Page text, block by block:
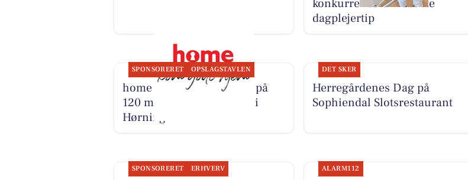
konkurrence om bedste
dagplejertip
SPONSORERET OPSLAGSTAVLEN
home Skanderborg byder på
120 m² villa på Kildevej 9 i
Hørning
DET SKER
Herregårdenes Dag på
Sophiendal Slotsrestaurant
SPONSORERET ERHVERV ALARM112